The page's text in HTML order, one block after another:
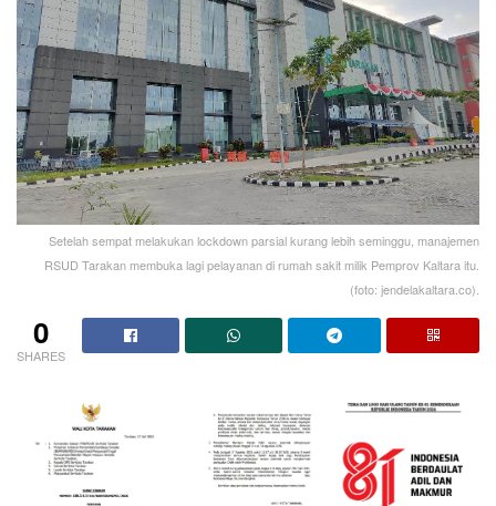
Setelah sempat melakukan lockdown parsial kurang lebih seminggu, manajemen
RSUD Tarakan membuka lagi pelayanan di rumah sakit milik Pemprov Kaltara itu.
(foto: jendelakaltara.co).
0
SHARES